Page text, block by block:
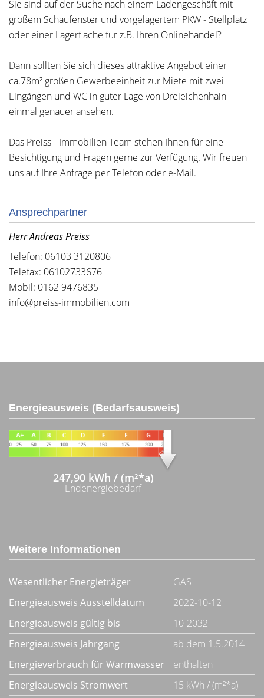
Sie sind auf der Suche nach einem Ladengeschäft mit
großem Schaufenster und vorgelagertem PKW - Stellplatz
oder einer Lagerfläche für z.B. Ihren Onlinehandel?
Dann sollten Sie sich dieses attraktive Angebot einer
ca.78m² großen Gewerbeeinheit zur Miete mit zwei
Eingängen und WC in guter Lage von Dreieichenhain
einmal genauer ansehen.
Das Preiss - Immobilien Team stehen Ihnen für eine
Besichtigung und Fragen gerne zur Verfügung. Wir freuen
uns auf Ihre Anfrage per Telefon oder e-Mail.
Ansprechpartner
Herr Andreas Preiss
Telefon: 06103 3120806
Telefax: 06102733676
Mobil: 0162 9476835
info@preiss-immobilien.com
Energieausweis (Bedarfsausweis)
247,90 kWh / (m²*a)
Endenergiebedarf
Weitere Informationen
Wesentlicher Energieträger
GAS
Energieausweis Ausstelldatum
2022-10-12
Energieausweis gültig bis
10-2032
Energieausweis Jahrgang
ab dem 1.5.2014
Energieverbrauch für Warmwasser
enthalten
Energieausweis Stromwert
15 kWh / (m²*a)